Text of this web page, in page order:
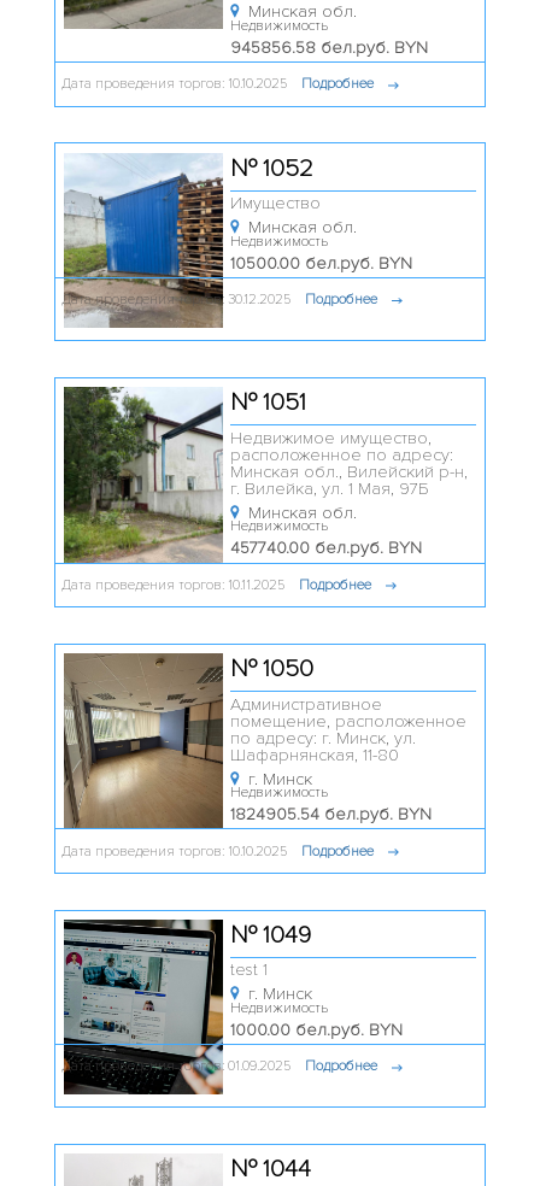
Минская обл.
Недвижимость
945856.58 бел.руб. BYN
Дата проведения торгов: 10.10.2025 Подробнее
№ 1052
Имущество
Минская обл.
Недвижимость
10500.00 бел.руб. BYN
Дата проведения торгов: 30.12.2025 Подробнее
№ 1051
Недвижимое имущество,
расположенное по адресу:
Минская обл., Вилейский р-н,
г. Вилейка, ул. 1 Мая, 97Б
Минская обл.
Недвижимость
457740.00 бел.руб. BYN
Дата проведения торгов: 10.11.2025 Подробнее
№ 1050
Административное
помещение, расположенное
по адресу: г. Минск, ул.
Шафарнянская, 11-80
г. Минск
Недвижимость
1824905.54 бел.руб. BYN
Дата проведения торгов: 10.10.2025 Подробнее
№ 1049
test 1
г. Минск
Недвижимость
1000.00 бел.руб. BYN
Дата проведения торгов: 01.09.2025 Подробнее
№ 1044